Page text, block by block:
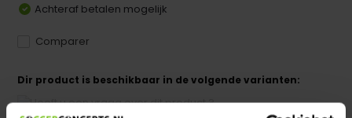
Achteraf betalen mogelijk
Comparer
Dir product is beschikbaar in de volgende varianten: